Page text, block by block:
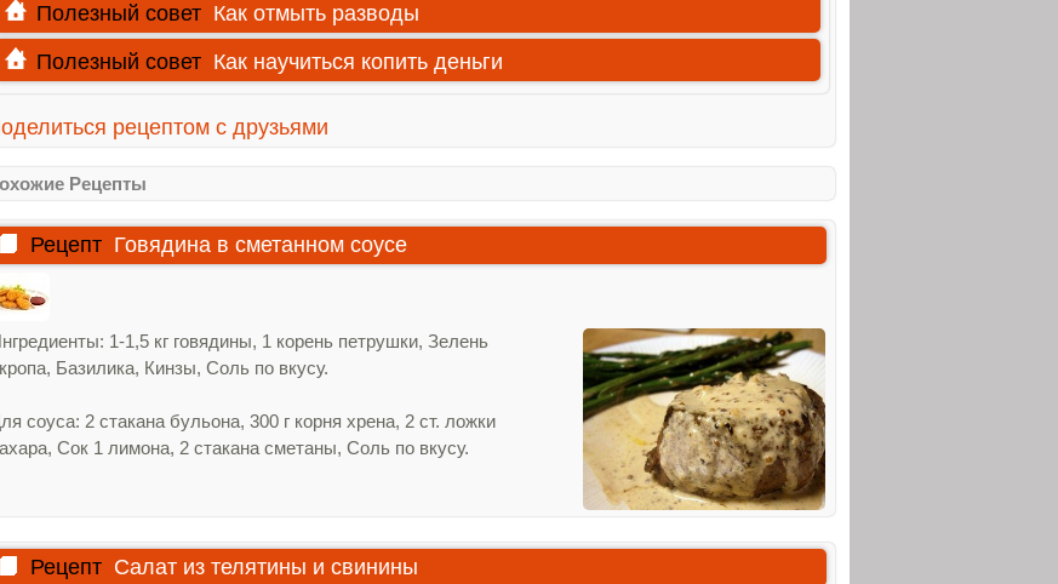
Полезный совет Как отмыть разводы
Полезный совет Как научиться копить деньги
рецептом с друзьями
Рецепты
Рецепт Говядина в сметанном соусе
1-1,5 кг говядины, 1 корень петрушки, Зелень
Базилика, Кинзы, Соль по вкусу.
соуса: 2 стакана бульона, 300 г корня хрена, 2 ст. ложки
Сок 1 лимона, 2 стакана сметаны, Соль по вкусу.
Рецепт Салат из телятины и свинины